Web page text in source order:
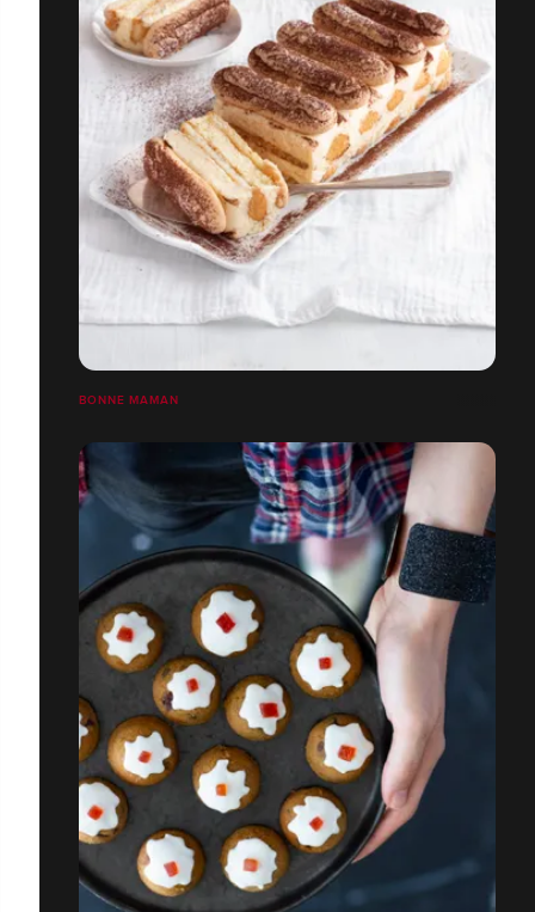
BONNE MAMAN